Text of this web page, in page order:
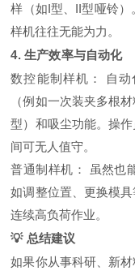
样（如I型、II型哑铃
样机往往无能为力。
4. 生产效率与自动化
数控能制样机：
自
（例如一次装夹多根
型）和吸尘功能。操
间可无人值守。
普通制样机：
虽然也
如调整位置、更换模
连续高负荷作业。
💡 总结建议
如果你从事科研、新